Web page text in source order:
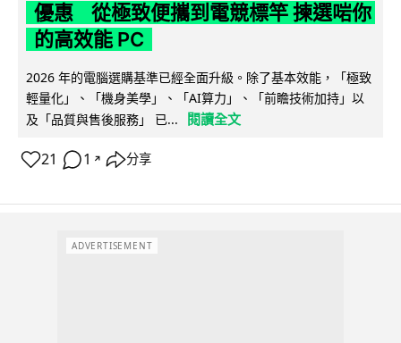
優惠 從極致便攜到電競標竿 揀選啱你
的高效能 PC
2026 年的電腦選購基準已經全面升級。除了基本效能，「極致
輕量化」、「機身美學」、「AI算力」、「前瞻技術加持」以
及「品質與售後服務」 已...
閱讀全文
21 1 ↗ 分享
ADVERTISEMENT